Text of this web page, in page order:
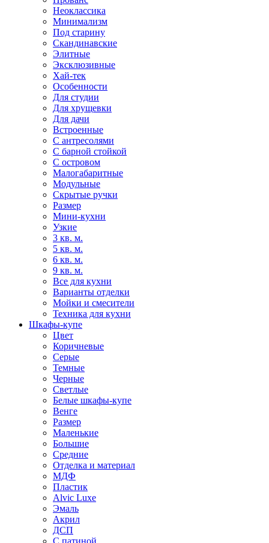
Неоклассика
Минимализм
Под старину
Скандинавские
Элитные
Эксклюзивные
Хай-тек
Особенности
Для студии
Для хрущевки
Для дачи
Встроенные
С антресолями
С барной стойкой
С островом
Малогабаритные
Модульные
Скрытые ручки
Размер
Мини-кухни
Узкие
3 кв. м.
5 кв. м.
6 кв. м.
9 кв. м.
Все для кухни
Варианты отделки
Мойки и смесители
Техника для кухни
Шкафы-купе
Цвет
Коричневые
Серые
Темные
Черные
Светлые
Белые шкафы-купе
Венге
Размер
Маленькие
Большие
Средние
Отделка и материал
МДФ
Пластик
Alvic Luxe
Эмаль
Акрил
ДСП
С патиной